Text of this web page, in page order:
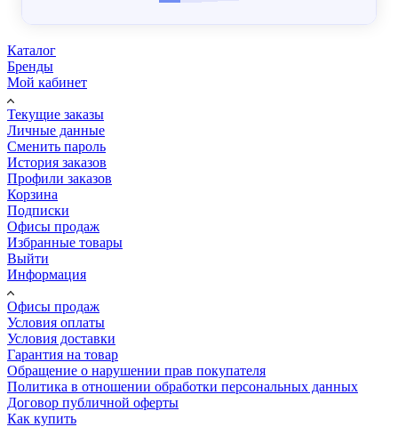
Каталог
Бренды
Мой кабинет
Текущие заказы
Личные данные
Сменить пароль
История заказов
Профили заказов
Корзина
Подписки
Офисы продаж
Избранные товары
Выйти
Информация
Офисы продаж
Условия оплаты
Условия доставки
Гарантия на товар
Обращение о нарушении прав покупателя
Политика в отношении обработки персональных данных
Договор публичной оферты
Как купить